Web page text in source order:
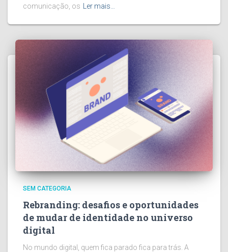
comunicação, os
Ler mais…
SEM CATEGORIA
Rebranding: desafios e oportunidades
de mudar de identidade no universo
digital
No mundo digital, quem fica parado fica para trás. A